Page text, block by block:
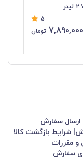
5
7,890,000 تومان
سفارش
شرایط بازگشت کالا
و مقررات
سفارش